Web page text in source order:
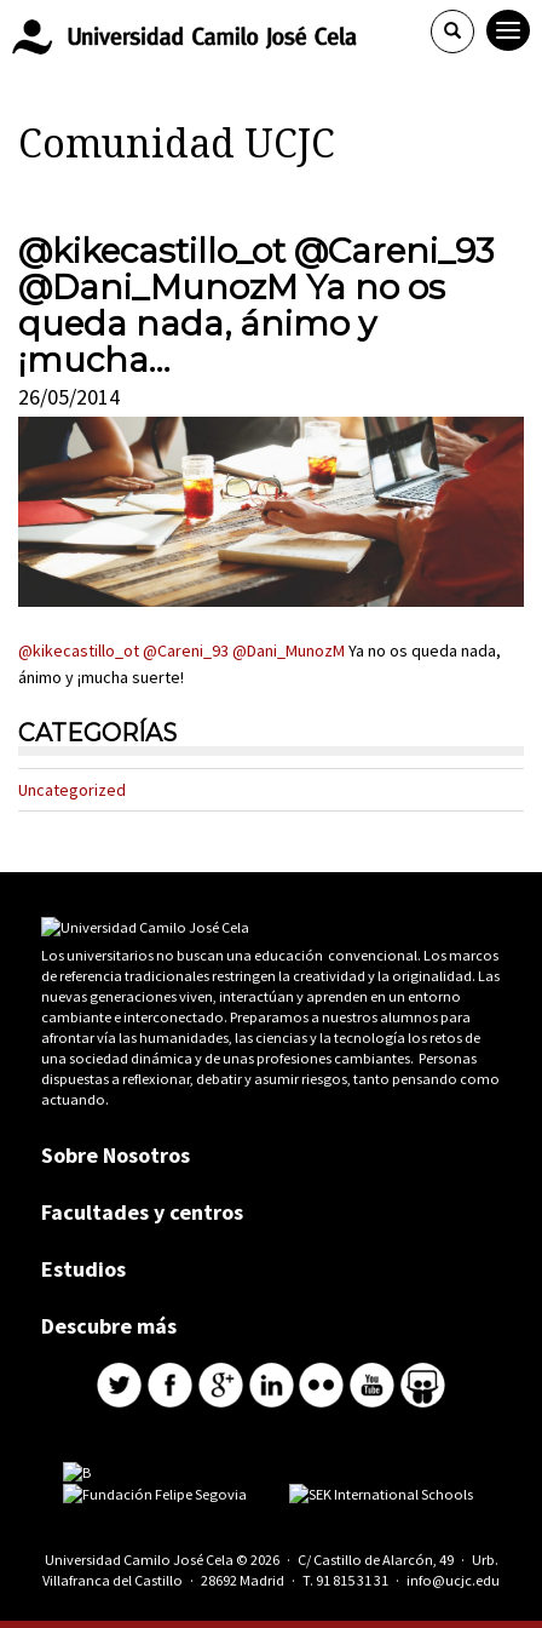
Comunidad UCJC
@kikecastillo_ot @Careni_93
@Dani_MunozM Ya no os
queda nada, ánimo y
¡mucha…
26/05/2014
@kikecastillo_ot@Careni_93 @Dani_MunozM Ya no os queda nada,
ánimo y ¡mucha suerte!
CATEGORÍAS
Uncategorized
Los universitarios no buscan una educación convencional. Los marcos
de referencia tradicionales restringen la creatividad y la originalidad. Las
nuevas generaciones viven, interactúan y aprenden en un entorno
cambiante e interconectado. Preparamos a nuestros alumnos para
afrontar vía las humanidades, las ciencias y la tecnología los retos de
una sociedad dinámica y de unas profesiones cambiantes. Personas
dispuestas a reflexionar, debatir y asumir riesgos, tanto pensando como
actuando.
Sobre Nosotros
Facultades y centros
Estudios
Descubre más
Universidad Camilo José Cela © 2026 · C/ Castillo de Alarcón, 49 · Urb.
Villafranca del Castillo · 28692 Madrid · T. 91 815 31 31 · info@ucjc.edu